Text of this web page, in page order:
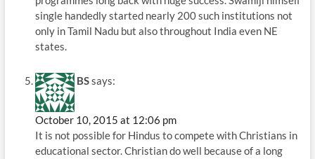
single handedly started nearly 200 such institutions not
only in Tamil Nadu but also throughout India even NE
states.
BSsays:
October 10, 2015 at 12:06 pm
It is not possible for Hindus to compete with Christians in
educational sector. Christian do well because of a long